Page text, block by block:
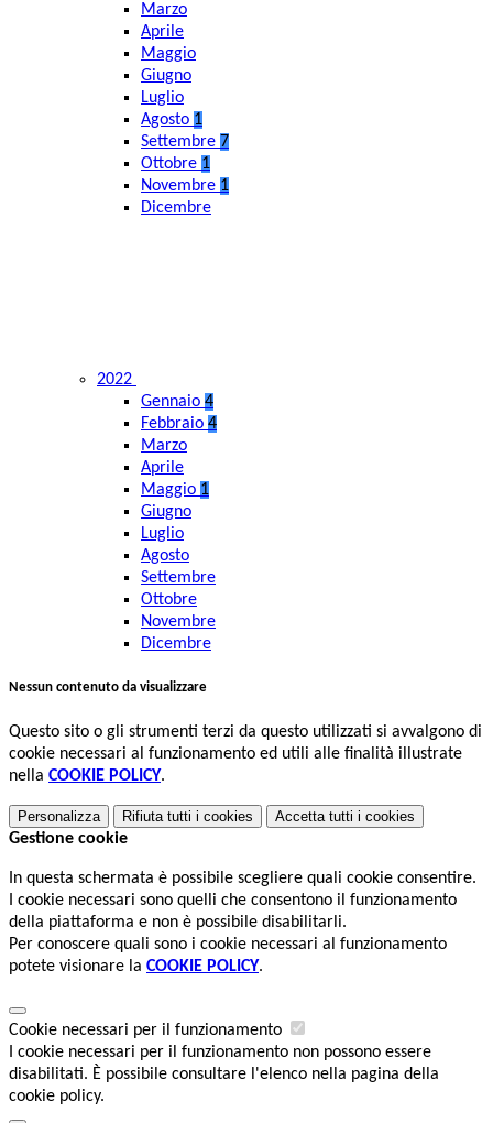
Marzo
Aprile
Maggio
Giugno
Luglio
Agosto 1
Settembre 7
Ottobre 1
Novembre 1
Dicembre
2022
Gennaio 4
Febbraio 4
Marzo
Aprile
Maggio 1
Giugno
Luglio
Agosto
Settembre
Ottobre
Novembre
Dicembre
Nessun contenuto da visualizzare
Questo sito o gli strumenti terzi da questo utilizzati si avvalgono di
cookie necessari al funzionamento ed utili alle finalità illustrate
nella COOKIE POLICY.
Personalizza Rifiuta tutti i cookies Accetta tutti i cookies
Gestione cookie
In questa schermata è possibile scegliere quali cookie consentire.
I cookie necessari sono quelli che consentono il funzionamento
della piattaforma e non è possibile disabilitarli.
Per conoscere quali sono i cookie necessari al funzionamento
potete visionare la COOKIE POLICY.
Cookie necessari per il funzionamento
I cookie necessari per il funzionamento non possono essere
disabilitati. È possibile consultare l'elenco nella pagina della
cookie policy.